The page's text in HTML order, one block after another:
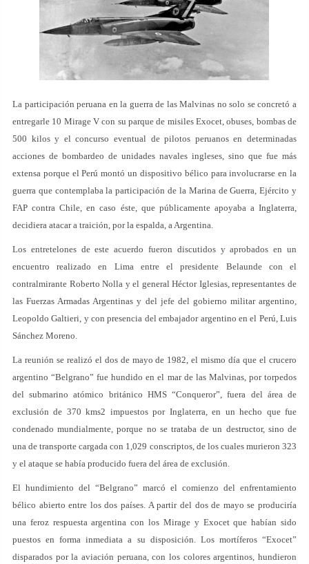
La participación peruana en la guerra de las Malvinas no solo se concretó a
entregarle 10 Mirage V con su parque de misiles Exocet, obuses, bombas de
500 kilos y el concurso eventual de pilotos peruanos en determinadas
acciones de bombardeo de unidades navales ingleses, sino que fue más
extensa porque el Perú montó un dispositivo bélico para involucrarse en la
guerra que contemplaba la participación de la Marina de Guerra, Ejército y
FAP contra Chile, en caso éste, que públicamente apoyaba a Inglaterra,
decidiera atacar a traición, por la espalda, a Argentina.
Los entretelones de este acuerdo fueron discutidos y aprobados en un
encuentro realizado en Lima entre el presidente Belaunde con el
contralmirante Roberto Nolla y el general Héctor Iglesias, representantes de
las Fuerzas Armadas Argentinas y del jefe del gobierno militar argentino,
Leopoldo Galtieri, y con presencia del embajador argentino en el Perú, Luis
Sánchez Moreno.
La reunión se realizó el dos de mayo de 1982, el mismo día que el crucero
argentino “Belgrano” fue hundido en el mar de las Malvinas, por torpedos
del submarino atómico británico HMS “Conqueror”, fuera del área de
exclusión de 370 kms2 impuestos por Inglaterra, en un hecho que fue
condenado mundialmente, porque no se trataba de un destructor, sino de
una de transporte cargada con 1,029 conscriptos, de los cuales murieron 323
y el ataque se había producido fuera del área de exclusión.
El hundimiento del “Belgrano” marcó el comienzo del enfrentamiento
bélico abierto entre los dos países. A partir del dos de mayo se produciría
una feroz respuesta argentina con los Mirage y Exocet que habían sido
puestos en forma inmediata a su disposición. Los mortíferos “Exocet”
disparados por la aviación peruana, con los colores argentinos, hundieron